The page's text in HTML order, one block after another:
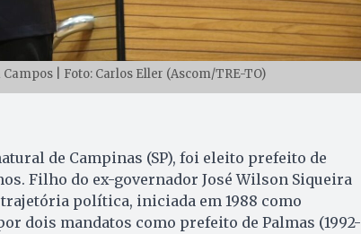
| Foto: Carlos Eller (Ascom/TRE-TO)
de Campinas (SP), foi eleito prefeito de
Filho do ex-governador José Wilson Siqueira
política, iniciada em 1988 como
dois mandatos como prefeito de Palmas (1992-